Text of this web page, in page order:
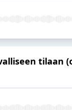
tilaan